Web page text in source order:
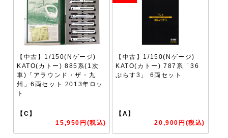
【中古】1/150(Nゲージ)
KATO(カトー) 885系(1次
車)「アラウンド・ザ・九
州」6両セット 2013年ロッ
ト
【C】
15,950円(税込)
【中古】1/150(Nゲージ)
KATO(カトー) 787系「36
ぷらす3」 6両セット
【A】
20,900円(税込)